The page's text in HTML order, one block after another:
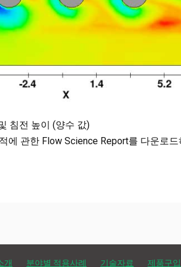
침전 높이 (양수 값)
에 관한 Flow Science Report를 다운로드
개 분야별 적용사례 기술자료 제품구